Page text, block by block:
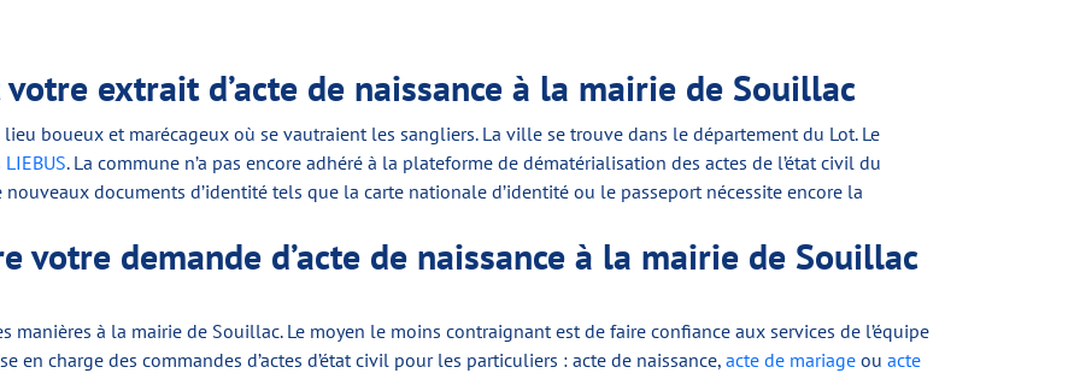
extrait d’acte de naissance à la mairie de Souillac
boueux et marécageux où se vautraient les sangliers. La ville se trouve dans le département du Lot. Le
. La commune n’a pas encore adhéré à la plateforme de dématérialisation des actes de l’état civil du
nouveaux documents d’identité tels que la carte nationale d’identité ou le passeport nécessite encore la
votre demande d’acte de naissance à la mairie de Souillac
manières à la mairie de Souillac. Le moyen le moins contraignant est de faire confiance aux services de l’équipe
en charge des commandes d’actes d’état civil pour les particuliers : acte de naissance, acte de mariage ou acte